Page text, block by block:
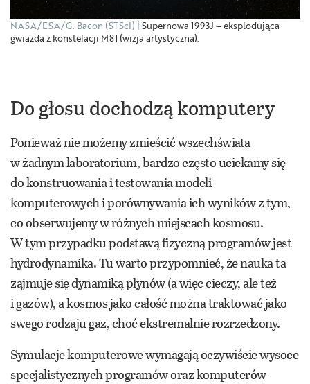
NASA/ESA/G. Bacon (STScI) Supernowa 1993J – eksplodująca
gwiazda z konstelacji M81 (wizja artystyczna).
Do głosu dochodzą komputery
Ponieważ nie możemy zmieścić wszechświata
w żadnym laboratorium, bardzo często uciekamy się
do konstruowania i testowania modeli
komputerowych i porównywania ich wyników z tym,
co obserwujemy w różnych miejscach kosmosu.
W tym przypadku podstawą fizyczną programów jest
hydrodynamika. Tu warto przypomnieć, że nauka ta
zajmuje się dynamiką płynów (a więc cieczy, ale też
i gazów), a kosmos jako całość można traktować jako
swego rodzaju gaz, choć ekstremalnie rozrzedzony.
Symulacje komputerowe wymagają oczywiście wysoce
specjalistycznych programów oraz komputerów